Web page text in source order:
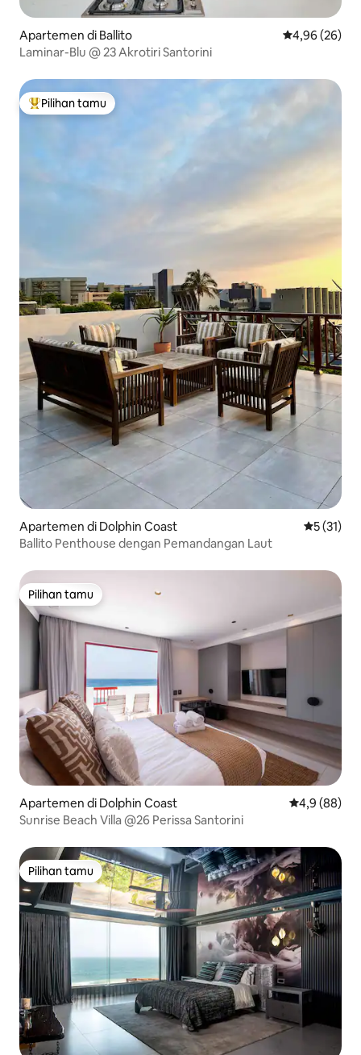
Apartemen di Ballito Nilai rata-rata
4,96 (26)
Laminar-Blu @ 23 Akrotiri Santorini
Pilihan tamu terpopuler
Pilihan tamu
Apartemen di Dolphin Coast Nilai rata-
5 (31)
Ballito Penthouse dengan Pemandangan Laut
Pilihan tamu
Pilihan tamu
Apartemen di Dolphin Coast Nilai rata-
4,9 (88)
Sunrise Beach Villa @26 Perissa Santorini
Pilihan tamu
Pilihan tamu